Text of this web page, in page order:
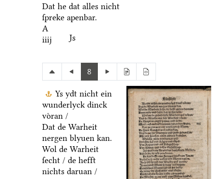
Dat he dat alles nicht
ſpreke apenbar.
A
iiij
Js
8
Ys ydt nicht ein
wunderlyck dinck
voͤran /
Dat de Warheit
nergen blyuen kan.
Wol de Warheit
ſecht / de hefft
nichts daruan /